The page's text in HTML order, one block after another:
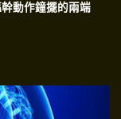
動作鐘擺的兩端